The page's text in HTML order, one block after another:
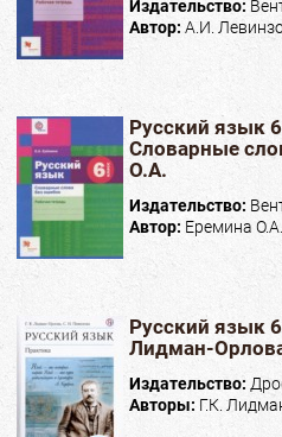
Издательство:
Автор: А.И.
Русский язык
Словарные
О.А.
Издательство:
Автор: Еремина О.А.
Русский язык
Лидман-
Издательство:
Авторы: Г.К.